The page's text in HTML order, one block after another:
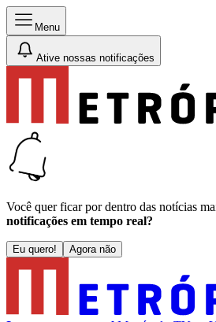
Menu
Ative nossas notificações
Você quer ficar por dentro das notícias
notificações em tempo real?
Eu quero! Agora não